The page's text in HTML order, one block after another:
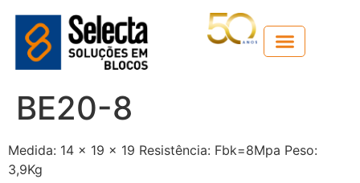
BE20-8
Medida: 14 x 19 x 19 Resistência: Fbk=8Mpa Peso:
3,9Kg